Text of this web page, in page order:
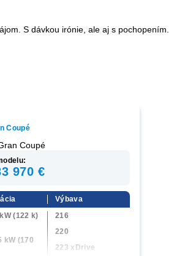
S dávkou irónie, ale aj s pochopením.
Coupé
970 €
(122 k)
kW (170
Výbava
216
220
223 xDrive